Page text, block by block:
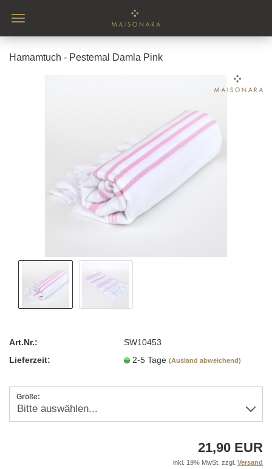
Hamamtuch - Pestemal Damla Pink
Art.Nr.:
SW10453
Lieferzeit:
2-5 Tage(Ausland abweichend)
Größe:
21,90 EUR
inkl. 19% MwSt. zzgl. Versand